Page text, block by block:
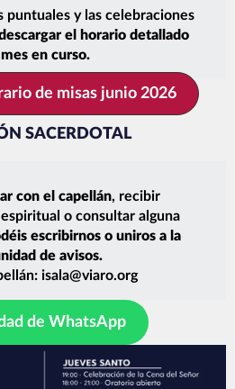
puntuales y las celebraciones
el horario detallado
en curso.
de misas junio 2026
SACERDOTAL
con el capellán, recibir
o consultar alguna
escribirnos o uniros a la
de avisos.
isala@viaro.org
de WhatsApp